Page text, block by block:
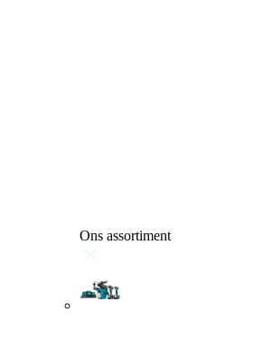
Ons assortiment